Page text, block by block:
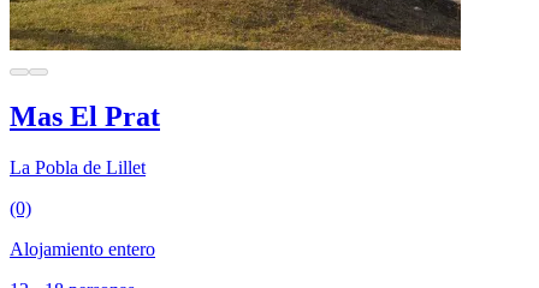
Mas El Prat
La Pobla de Lillet
(0)
Alojamiento entero